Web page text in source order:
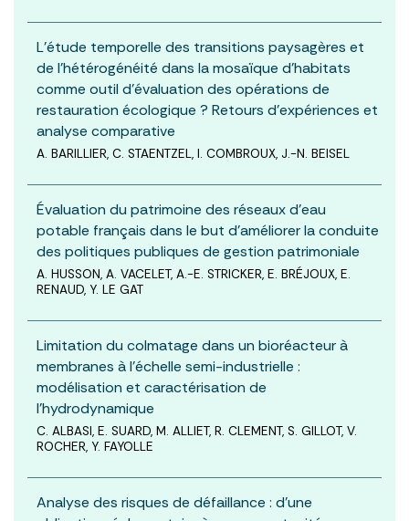
L’étude temporelle des transitions paysagères et
de l’hétérogénéité dans la mosaïque d’habitats
comme outil d’évaluation des opérations de
restauration écologique ? Retours d’expériences et
analyse comparative
A. BARILLIER, C. STAENTZEL, I. COMBROUX, J.-N. BEISEL
Évaluation du patrimoine des réseaux d’eau
potable français dans le but d’améliorer la conduite
des politiques publiques de gestion patrimoniale
A. HUSSON, A. VACELET, A.-E. STRICKER, E. BRÉJOUX, E.
RENAUD, Y. LE GAT
Limitation du colmatage dans un bioréacteur à
membranes à l’échelle semi-industrielle :
modélisation et caractérisation de
l’hydrodynamique
C. ALBASI, E. SUARD, M. ALLIET, R. CLEMENT, S. GILLOT, V.
ROCHER, Y. FAYOLLE
Analyse des risques de défaillance : d’une